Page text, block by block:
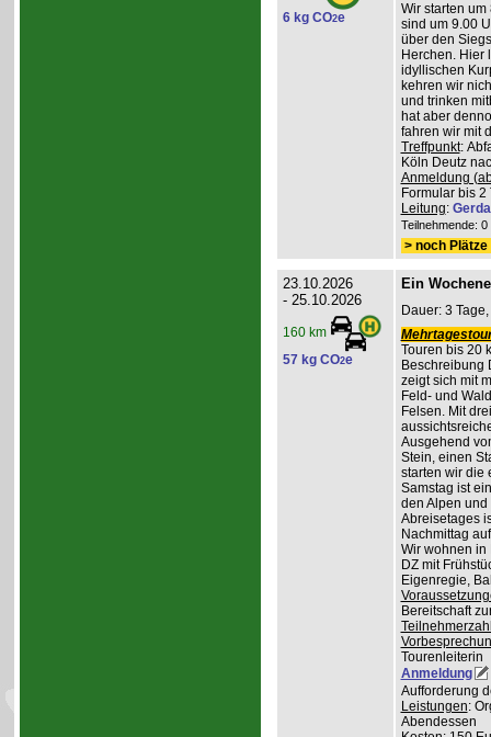
6 kg CO2e
Wir starten
sind um 9.00
über den
Herchen. Hier
idyllischen
kehren wir
und trinken
hat aber
fahren wir mit
Treffpunkt:
Köln Deutz
Anmeldung
Formular bis 2
Leitung:
Teilnehmende:
> noch
23.10.2026
- 25.10.2026
160 km
57 kg CO2e
Ein
Dauer: 3
Touren bis 20
Beschreibung
zeigt sich mit
Feld- und
Felsen. Mit
Ausgehend
Stein, einen
starten wir die
Samstag ist
den Alpen
Abreisetages
Nachmittag
Wir wohnen in
DZ mit
Eigenregie,
Bereitschaft
Tourenleiterin
Anmeldung
Aufforderung
Leistungen:
Abendessen